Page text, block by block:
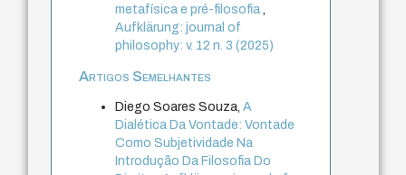
metafísica e pré-filosofia,
Aufklärung: journal of
philosophy: v. 12 n. 3 (2025)
Artigos Semelhantes
Diego Soares Souza,A
Dialética Da Vontade: Vontade
Como Subjetividade Na
Introdução Da Filosofia Do